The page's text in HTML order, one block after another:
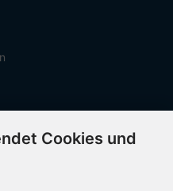
Cookies und